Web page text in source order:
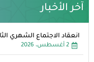
آخر الأخبار
انعقاد الاجتماع الشهري
2 أغسطس، 2026